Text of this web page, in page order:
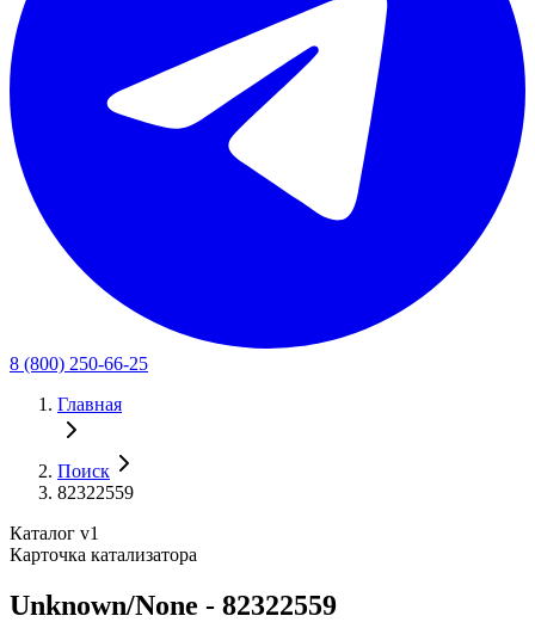
8 (800) 250-66-25
Главная
Поиск
82322559
Каталог v1
Карточка катализатора
Unknown/None - 82322559